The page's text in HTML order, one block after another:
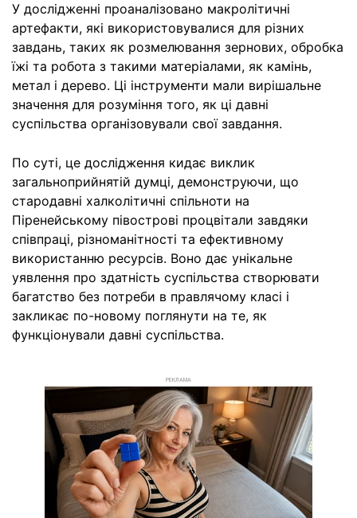
У дослідженні проаналізовано макролітичні
артефакти, які використовувалися для різних
завдань, таких як розмелювання зернових, обробка
їжі та робота з такими матеріалами, як камінь,
метал і дерево. Ці інструменти мали вирішальне
значення для розуміння того, як ці давні
суспільства організовували свої завдання.
По суті, це дослідження кидає виклик
загальноприйнятій думці, демонструючи, що
стародавні халколітичні спільноти на
Піренейському півострові процвітали завдяки
співпраці, різноманітності та ефективному
використанню ресурсів. Воно дає унікальне
уявлення про здатність суспільства створювати
багатство без потреби в правлячому класі і
закликає по-новому поглянути на те, як
функціонували давні суспільства.
РЕКЛАМА